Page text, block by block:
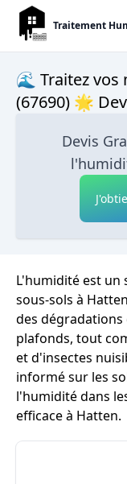
Traitement
🌊 Traitez
(67690) 🌟
Devis
L'humidité est un
sous-sols à
des dégradations
plafonds, tout
et d'insectes
informé sur les
l'humidité dans
efficace à Hatten.